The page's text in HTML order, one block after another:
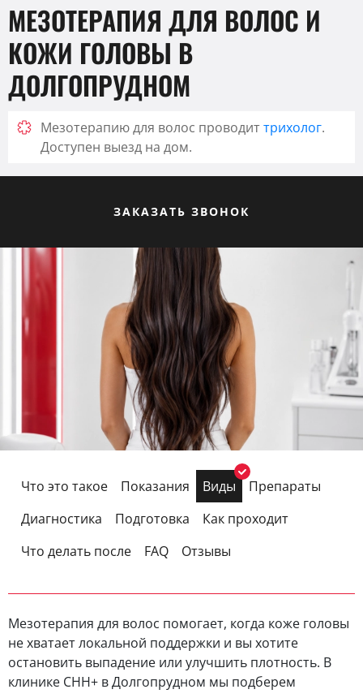
МЕЗОТЕРАПИЯ ДЛЯ ВОЛОС И
КОЖИ ГОЛОВЫ В
ДОЛГОПРУДНОМ
Мезотерапию для волос проводиттрихолог.
Доступен выезд на дом.
ЗАКАЗАТЬ ЗВОНОК
Что это такое Показания Виды
Препараты
Диагностика
Подготовка
Как проходит
Что делать после
FAQ Отзывы
Мезотерапия для волос помогает, когда коже головы
не хватает локальной поддержки и вы хотите
остановить выпадение или улучшить плотность. В
клинике CHH+ в Долгопрудном мы подберем